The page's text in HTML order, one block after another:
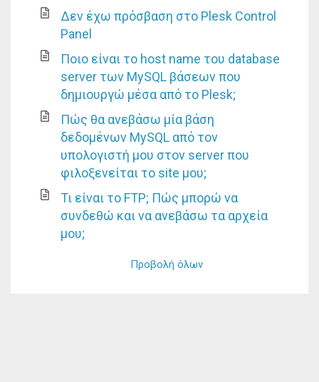
Δεν έχω πρόσβαση στο Plesk Control
Panel
Ποιο είναι το host name του database
server των MySQL βάσεων που
δημιουργώ μέσα από το Plesk;
Πώς θα ανεβάσω μία βάση
δεδομένων MySQL από τον
υπολογιστή μου στον server που
φιλοξενείται το site μου;
Τι είναι το FTP; Πώς μπορώ να
συνδεθώ και να ανεβάσω τα αρχεία
μου;
Προβολή όλων